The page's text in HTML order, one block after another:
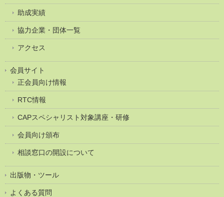
助成実績
協力企業・団体一覧
アクセス
会員サイト
正会員向け情報
RTC情報
CAPスペシャリスト対象講座・研修
会員向け頒布
相談窓口の開設について
出版物・ツール
よくある質問